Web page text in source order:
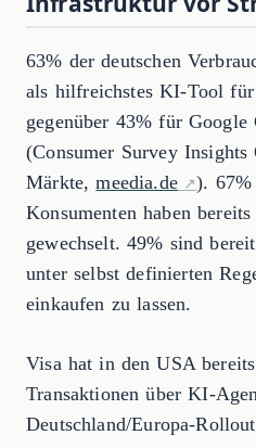
63% der deutschen
als hilfreichstes KI-Tool für
gegenüber 43% für
(Consumer Survey
Märkte,meedia.de
). 67%
Konsumenten haben
gewechselt. 49% sind
unter selbst definierten
einkaufen zu lassen.
Visa hat in den USA
Transaktionen über KI-
Deutschland/Europa-